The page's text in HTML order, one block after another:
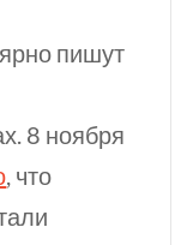
пишут
8 ноября
, что